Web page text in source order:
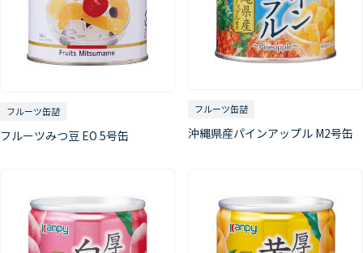
フルーツ缶詰
フルーツみつ豆 EO 5号缶
フルーツ缶詰
沖縄県産パインアップル M2号缶